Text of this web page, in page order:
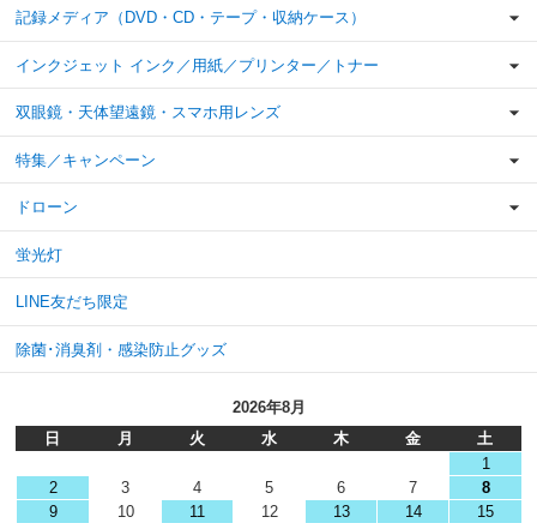
記録メディア（DVD・CD・テープ・収納ケース）
インクジェット インク／用紙／プリンター／トナー
双眼鏡・天体望遠鏡・スマホ用レンズ
特集／キャンペーン
ドローン
蛍光灯
LINE友だち限定
除菌･消臭剤・感染防止グッズ
2026年8月
日
月 火 水 木 金
土
1
2
3 4 5 6 7
8
9
10 11 12 13 14
15